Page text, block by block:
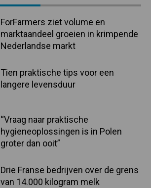
ForFarmers ziet volume en
marktaandeel groeien in krimpende
Nederlandse markt
Tien praktische tips voor een
langere levensduur
“Vraag naar praktische
hygieneoplossingen is in Polen
groter dan ooit”
Drie Franse bedrijven over de grens
van 14.000 kilogram melk